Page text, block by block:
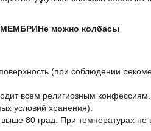
МЕМБРИНе можно колбасы
(при соблюдении
всем религиозным конфессиям.
условий хранения).
80 град. При температурах